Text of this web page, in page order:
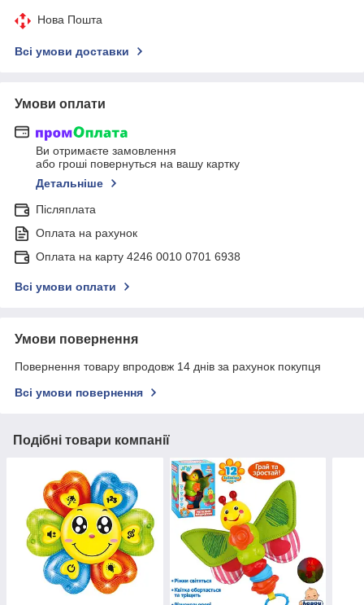
Нова Пошта
Всі умови доставки
Умови оплати
Ви отримаєте замовлення
або гроші повернуться на вашу картку
Детальніше
Післяплата
Оплата на рахунок
Оплата на карту 4246 0010 0701 6938
Всі умови оплати
Умови повернення
Повернення товару впродовж 14 днів за рахунок покупця
Всі умови повернення
Подібні товари компанії